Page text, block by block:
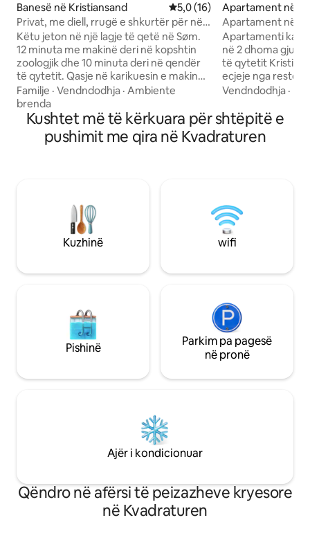
Banesë në Kristiansand Vlerësimi mesatar 5,0 nga 5,
5,0 (16)
Privat, me diell, rrugë e shkurtër për në
plazh dhe kopshtin zoologjik
Këtu jeton në një lagje të qetë në Søm.
12 minuta me makinë deri në kopshtin
zoologjik dhe 10 minuta deri në qendër
të qytetit. Qasje në karikuesin e makinës
elektrike. Zonë e veçantë në natyrë me
vaskë me hidromasazh. Kivi, farmacia
dhe plazhi janë brenda distancës së
ecjes. Shi? Është në rregull! 3 x Appletv,
PS5, PS4, rruaza, shumë lodra dhe lojëra
vendosur 2 krevate shtesë në katin e
Familje · Vendndodhja · Ambiente
brenda
Apartament në
Apartament në
me parkim
Apartamenti ka 4
në 2 dhoma
të qytetit
ecjeje nga
jo më pak e
i peshkimit. 50
qendra e
dhe kopshti
pasdites.
produkte bazë të
Nuk lejohen
Vendndodhja ·
Kushtet më të kërkuara për shtëpitë e
pushimit me qira në Kvadraturen
Kuzhinë wifi
Pishinë
Parkim pa pagesë
në pronë
Ajër i kondicionuar
Qëndro në afërsi të peizazheve kryesore
në Kvadraturen